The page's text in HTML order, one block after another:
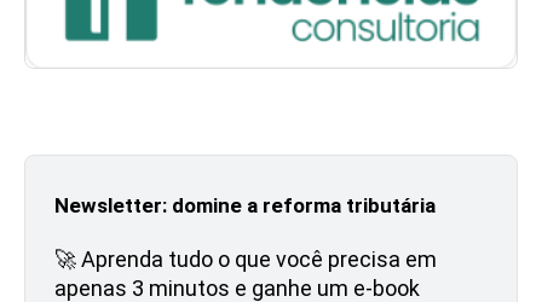
Newsletter: domine a reforma tributária
🚀 Aprenda tudo o que você precisa em
apenas 3 minutos e ganhe um e-book